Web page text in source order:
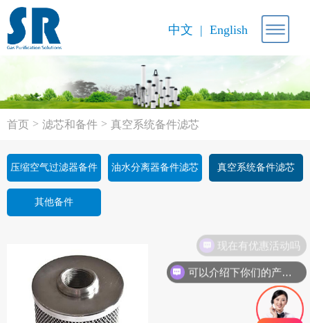
中文 English
首页 > 滤芯和备件 > 真空系统备件滤芯
压缩空气过滤器备件
滤芯
油水分离器备件滤芯 真空系统备件滤芯
其他备件
可以介绍下你们的产品么
现在有优惠活动吗